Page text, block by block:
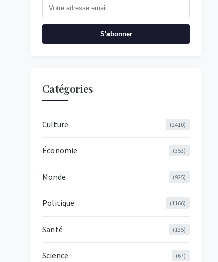
S'abonner
Catégories
Culture (2410)
Économie (353)
Monde (925)
Politique (1166)
Santé (135)
Science (67)